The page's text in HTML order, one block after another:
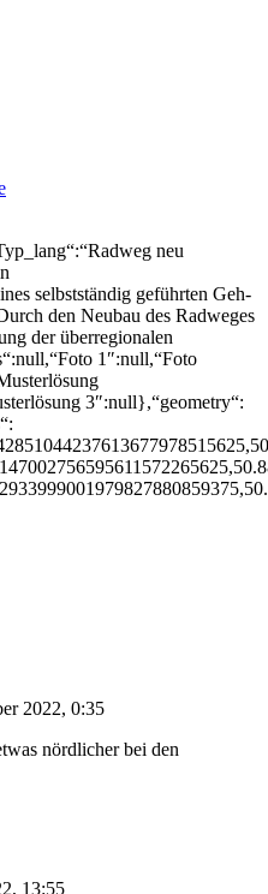
neu
selbstständig geführten Geh-
den Neubau des Radweges
der überregionalen
1″:null,“Foto
3″:null},“geometry“:
2022, 0:35
nördlicher bei den
13:55